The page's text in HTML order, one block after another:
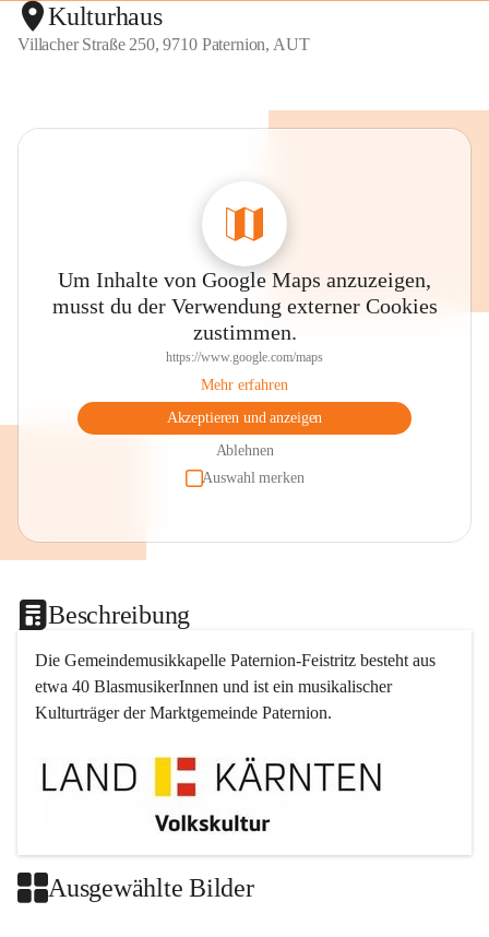
Kulturhaus
Villacher Straße 250, 9710 Paternion, AUT
Um Inhalte von Google Maps anzuzeigen,
musst du der Verwendung externer Cookies
zustimmen.
https://www.google.com/maps
Mehr erfahren
Akzeptieren und anzeigen
Ablehnen
Auswahl merken
Beschreibung
Die Gemeindemusikkapelle Paternion-Feistritz besteht aus
etwa 40 BlasmusikerInnen und ist ein musikalischer
Kulturträger der Marktgemeinde Paternion.
Ausgewählte Bilder